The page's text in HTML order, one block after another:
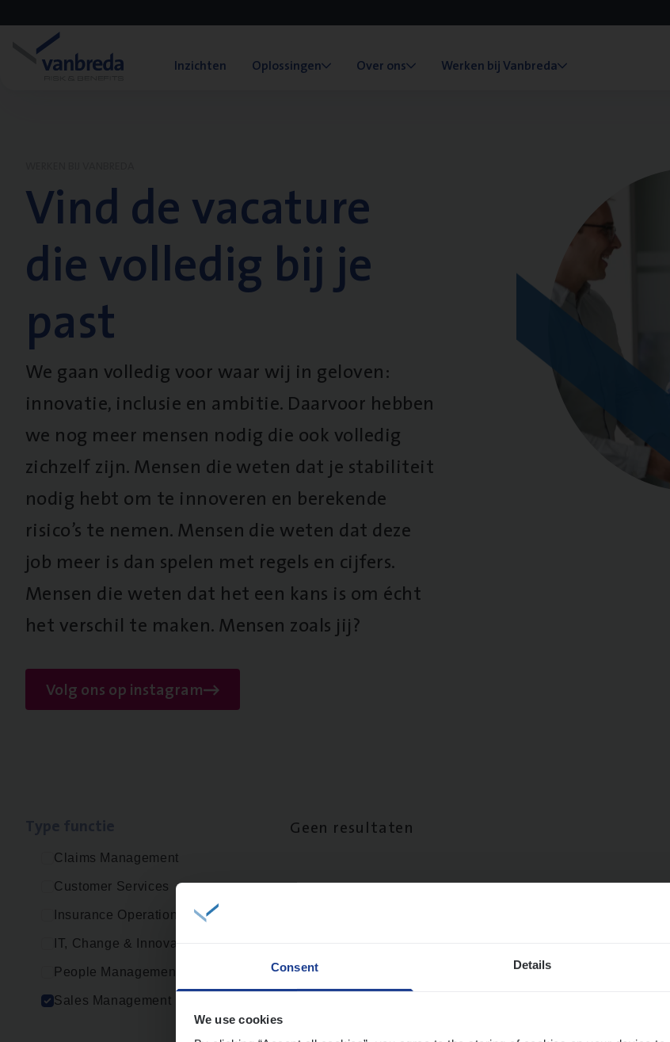
Consent Details
We use cookies
Inzichten Oplossingen Over ons Werken bij Vanbreda
Vind de vacature
die volledig bij je
past
We gaan volledig voor waar wij in geloven:
innovatie, inclusie en ambitie. Daarvoor hebben
we nog meer mensen nodig die ook volledig
zichzelf zijn. Mensen die weten dat je stabiliteit
nodig hebt om te innoveren en berekende
risico’s te nemen. Mensen die weten dat deze
job meer is dan spelen met regels en cijfers.
Mensen die weten dat het een kans is om écht
het verschil te maken. Mensen zoals jij?
Volg ons op instagram
Claims Management
Customer Services
Insurance Operations
IT, Change & Innovation
People Management
Sales Management
Geen resultaten